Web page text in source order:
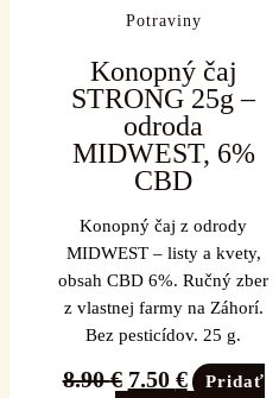
Potraviny
Konopný čaj
STRONG 25g –
odroda
MIDWEST, 6%
CBD
Konopný čaj z odrody
MIDWEST – listy a kvety,
obsah CBD 6%. Ručný zber
z vlastnej farmy na Záhorí.
Bez pesticídov. 25 g.
8.90€ 7.50 €
Pridať